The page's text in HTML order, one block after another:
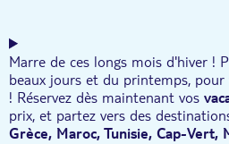
Marre de ces longs mois d'hiver !
beaux jours et du printemps, pour
! Réservez dès maintenant vos
prix, et partez vers des
Grèce, Maroc, Tunisie, Cap-Vert,